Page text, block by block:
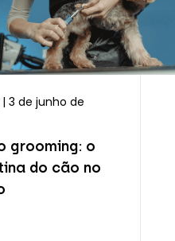
3 de junho de
grooming: o
do cão no